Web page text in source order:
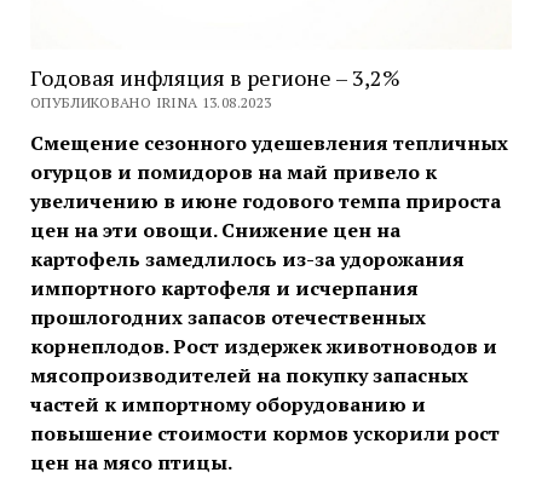
Годовая инфляция в регионе – 3,2%
ОПУБЛИКОВАНО IRINA 13.08.2023
Смещение сезонного удешевления тепличных
огурцов и помидоров на май привело к
увеличению в июне годового темпа прироста
цен на эти овощи. Снижение цен на
картофель замедлилось из-за удорожания
импортного картофеля и исчерпания
прошлогодних запасов отечественных
корнеплодов.Рост издержек животноводов и
мясопроизводителей на покупку запасных
частей к импортному оборудованию и
повышение стоимости кормов ускорили рост
цен на мясо птицы.